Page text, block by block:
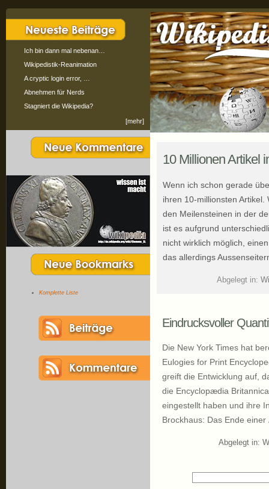
Ich bin dann mal nebenan…
Wikipedistik-Reanimation
A cryptic login error, …
Abnehmen für Nerds
Stagniert die Wikipedia?
[mehr]
Komplette Liste
10 Millionen Artikel
Wenn ich schon gerade
ihren 10-millionsten
den Meilensteinen in der
ist es aufgrund
nicht wirklich möglich,
das allerdings
Abgelegt in:
Eindrucksvoller
Die New York Times hat
Eulogies for Print
greift die Entwicklung auf,
die Encyclopædia
eingestellt haben und ihre
Brockhaus: Das Ende
Abgelegt in: